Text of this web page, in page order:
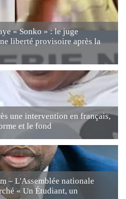
« Sonko » : le juge
liberté provisoire après la
une intervention en français,
et le fond
– L'Assemblée nationale
« Un Étudiant, un